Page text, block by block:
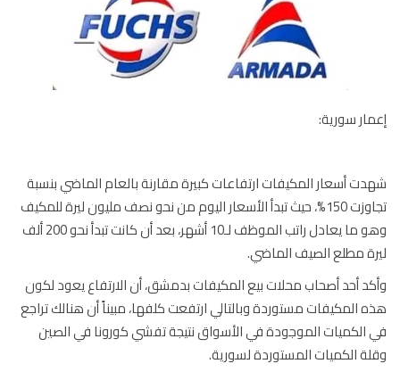
سورية:
أسعار المكيفات ارتفاعات كبيرة مقارنة بالعام الماضي بنسبة
تجاوزت 150%، حيث تبدأ الأسعار اليوم من نحو نصف مليون ليرة للمكيف
وهو ما يعادل راتب الموظف لـ10 أشهر، بعد أن كانت تبدأ نحو 200 ألف
مطلع الصيف الماضي.
أحد أصحاب محلات بيع المكيفات بدمشق، أن الارتفاع يعود لكون
المكيفات مستوردة وبالتالي ارتفعت كلفها، مبيناً أن هنالك تراجع
الموجودة في الأسواق نتيجة تفشي كورونا في الصين
الكميات المستوردة لسورية.